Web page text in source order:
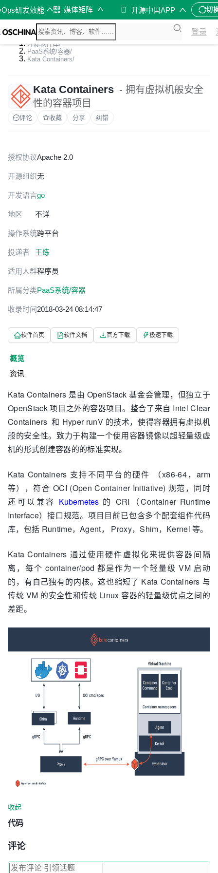
研发效能 媒体矩阵 开源中国APP 切
登录
开源软件库/
PaaS系统/容器/
Kata Containers/
Kata Containers - 拥有虚拟机般安全
性的容器项目
评论 收藏 分享 纠错
授权协议Apache 2.0
开源组织无
开发语言go
地区 不详
操作系统跨平台
投递者 王练
适用人群程序员
所属分类PaaS系统/容器
收录时间2018-03-24 08:14:47
软件首页 软件文档 官方下载 极速下载
概览
资讯
Kata Containers 是由 OpenStack 基金会管理，但独立于
OpenStack 项目之外的容器项目。整合了来自 Intel Clear
Containers 和 Hyper runV 的技术，使得容器拥有虚拟机
般的安全性。致力于构建一个使用容器镜像以超轻量级虚
机的形式创建容器的的标准实现。
Kata Containers 支持不同平台的硬件 （x86-64，arm
等），符合 OCI (Open Container Initiative) 规范，同时
还可以兼容 Kubernetes 的 CRI（Container Runtime
Interface）接口规范。项目目前已包含多个配套组件代码
库，包括 Runtime，Agent， Proxy，Shim，Kernel 等。
Kata Containers 通过使用硬件虚拟化来提供容器间隔
离，每个 container/pod 都是作为一个轻量级 VM 启动
的，有自己独有的内核。这也缩短了 Kata Containers 与
传统 VM 的安全性和传统 Linux 容器的轻量级优点之间的
差距。
收起
代码
评论